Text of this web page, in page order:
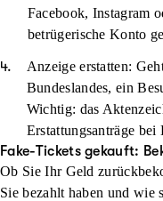
Facebook, Instagram
betrügerische Konto
Anzeige erstatten:
Bundeslandes, ein
Wichtig: das
Erstattungsanträge
Fake-Tickets gekauft:
Ob Sie Ihr Geld
Sie bezahlt haben und wie